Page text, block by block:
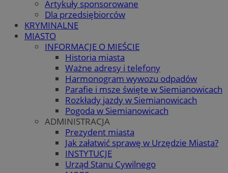
Artykuły sponsorowane
Dla przedsiębiorców
KRYMINALNE
MIASTO
INFORMACJE O MIEŚCIE
Historia miasta
Ważne adresy i telefony
Harmonogram wywozu odpadów
Parafie i msze święte w Siemianowicach
Rozkłady jazdy w Siemianowicach
Pogoda w Siemianowicach
ADMINISTRACJA
Prezydent miasta
Jak załatwić sprawę w Urzędzie Miasta?
INSTYTUCJE
Urząd Stanu Cywilnego